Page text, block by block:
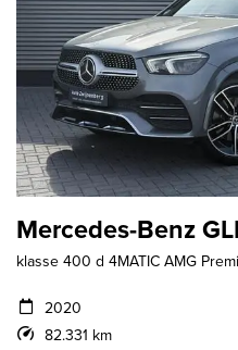
Mercedes-Benz
klasse 400 d 4MATIC AMG
2020
82.331 km